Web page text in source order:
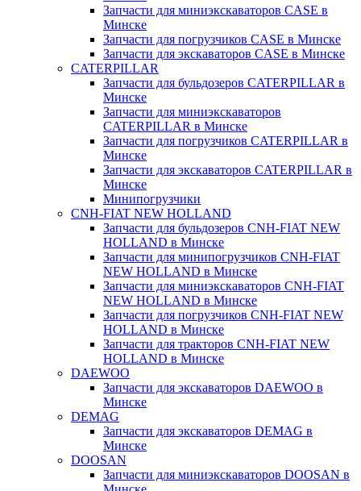
Запчасти для миниэкскаваторов CASE в
Минске
Запчасти для погрузчиков CASE в Минске
Запчасти для экскаваторов CASE в Минске
CATERPILLAR
Запчасти для бульдозеров CATERPILLAR в
Минске
Запчасти для миниэкскаваторов
CATERPILLAR в Минске
Запчасти для погрузчиков CATERPILLAR в
Минске
Запчасти для экскаваторов CATERPILLAR в
Минскe
Минипогрузчики
CNH-FIAT NEW HOLLAND
Запчасти для бульдозеров CNH-FIAT NEW
HOLLAND в Минске
Запчасти для минипогрузчиков CNH-FIAT
NEW HOLLAND в Минске
Запчасти для миниэкскаваторов CNH-FIAT
NEW HOLLAND в Минске
Запчасти для погрузчиков CNH-FIAT NEW
HOLLAND в Минске
Запчасти для тракторов CNH-FIAT NEW
HOLLAND в Минске
DAEWOO
Запчасти для экскаваторов DAEWOO в
Минске
DEMAG
Запчасти для экскаваторов DEMAG в
Минске
DOOSAN
Запчасти для миниэкскаваторов DOOSAN в